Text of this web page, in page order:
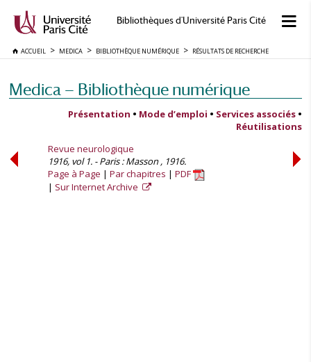
Bibliothèques d'Université Paris Cité
ACCUEIL MEDICA BIBLIOTHÈQUE NUMÉRIQUE RÉSULTATS DE RECHERCHE
Medica — Bibliothèque numérique
Présentation • Mode d’emploi • Services associés •
Réutilisations
Revue neurologique
1916, vol 1. - Paris : Masson , 1916.
Page à Page
Par chapitres
PDF
Sur Internet Archive